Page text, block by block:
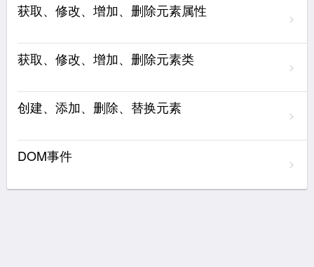
获取、修改、增加、删除元素属性
获取、修改、增加、删除元素类
创建、添加、删除、替换元素
DOM事件